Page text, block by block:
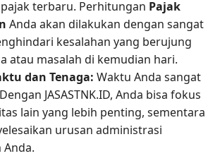
terbaru. Perhitungan Pajak
Anda akan dilakukan dengan sangat
kesalahan yang berujung
atau masalah di kemudian hari.
dan Tenaga: Waktu Anda sangat
JASASTNK.ID, Anda bisa fokus
lain yang lebih penting, sementara
urusan administrasi